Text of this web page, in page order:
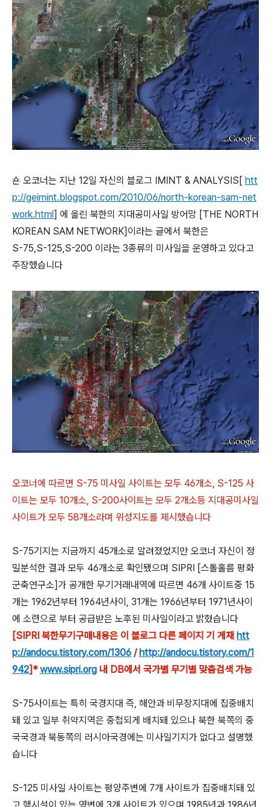
숀 오코너는 지난 12일 자신의 블로그 IMINT & ANALYSIS[ htt
p://geimint.blogspot.com/2010/06/north-korean-sam-net
work.html] 에 올린 북한의 지대공미사일 방어망 [THE NORTH
KOREAN SAM NETWORK]이라는 글에서 북한은
S-75,S-125,S-200 이라는 3종류의 미사일을 운영하고 있다고
주장했습니다
오코너에 따르면 S-75 미사일 사이트는 모두 46개소, S-125 사
이트는 모두 10개소, S-200사이트는 모두 2개소등 지대공미사일
사이트가 모두 58개소라며 위성지도를 제시했습니다
S-75기지는 지금까지 45개소로 알려졌었지만 오코너 자신이 정
밀분석한 결과 모두 46개소로 확인됐으며 SIPRI [스톨홀름 평화
군축연구소]가 공개한 무기거래내역에 따르면 46개 사이트중 15
개는 1962년부터 1964년사이, 31개는 1966년부터 1971년사이
에 소련으로 부터 공급받은 노후된 미사일이라고 밝혔습니다
[SIPRI 북한무기구매내용은 이 블로그 다른 페이지 기 게재 htt
p://andocu.tistory.com/1306 / http://andocu.tistory.com/1
942]*www.sipri.org 내 DB에서 국가별 무기별 맞춤검색 가능
S-75사이트는 특히 국경지대 즉, 해안과 비무장지대에 집중배치
돼 있고 일부 취약지역은 중첩되게 배치돼 있으나 북한 북쪽의 중
국국경과 북동쪽의 러시아국경에는 미사일기지가 없다고 설명했
습니다
S-125 미사일 사이트는 평양주변에 7개 사이트가 집중배치돼 있